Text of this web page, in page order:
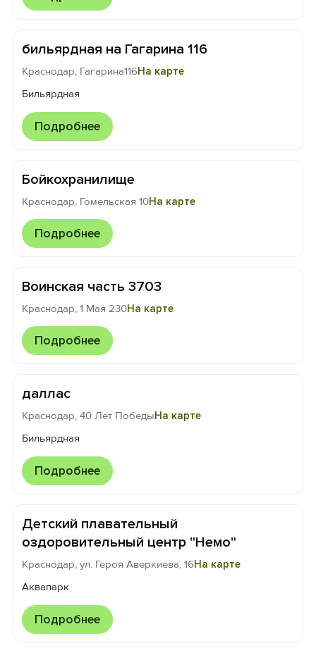
бильярдная на Гагарина 116
Краснодар, Гагарина116На карте
Бильярдная
Подробнее
Бойкохранилище
Краснодар, Гомельская 10На карте
Подробнее
Воинская часть 3703
Краснодар, 1 Мая 230На карте
Подробнее
даллас
Краснодар, 40 Лет ПобедыНа карте
Бильярдная
Подробнее
Детский плавательный
оздоровительный центр "Немо"
Краснодар, ул. Героя Аверкиева, 16На карте
Аквапарк
Подробнее